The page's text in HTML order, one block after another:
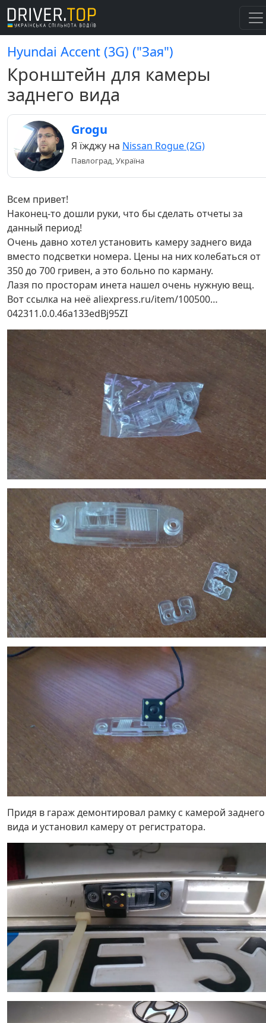
Hyundai Accent (3G) ("Зая")
Кронштейн для камеры
заднего вида
Grogu
Я їжджу на Nissan Rogue (2G)
Павлоград, Україна
Всем привет!
Наконец-то дошли руки, что бы сделать отчеты за
данный период!
Очень давно хотел установить камеру заднего вида
вместо подсветки номера. Цены на них колебаться от
350 до 700 гривен, а это больно по карману.
Лазя по просторам инета нашел очень нужную вещ.
Вот ссылка на неё aliexpress.ru/item/100500…
042311.0.0.46a133edBj95ZI
Придя в гараж демонтировал рамку с камерой заднего
вида и установил камеру от регистратора.